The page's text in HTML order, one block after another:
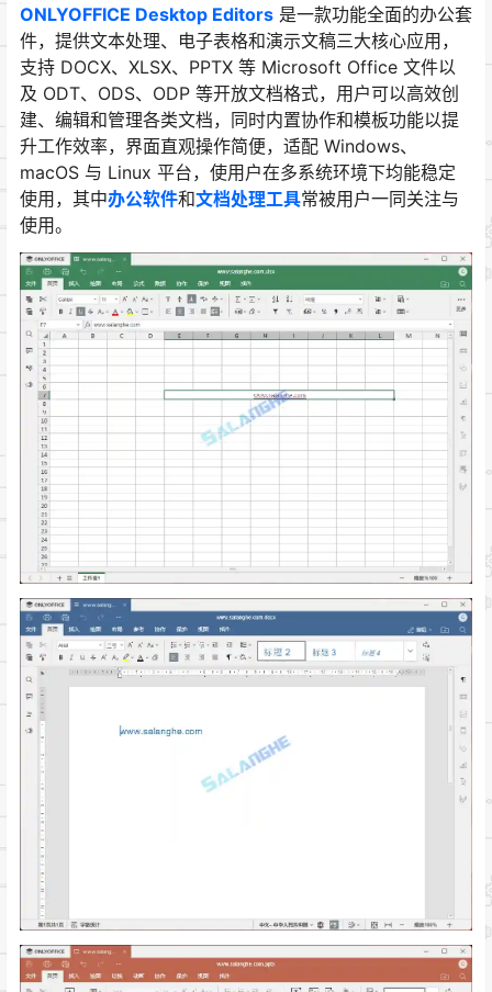
ONLYOFFICE Desktop Editors 是一款功能全面的办公套
件，提供文本处理、电子表格和演示文稿三大核心应用，
支持 DOCX、XLSX、PPTX 等 Microsoft Office 文件以
及 ODT、ODS、ODP 等开放文档格式，用户可以高效创
建、编辑和管理各类文档，同时内置协作和模板功能以提
升工作效率，界面直观操作简便，适配 Windows、
macOS 与 Linux 平台，使用户在多系统环境下均能稳定
使用，其中办公软件和文档处理工具常被用户一同关注与
使用。